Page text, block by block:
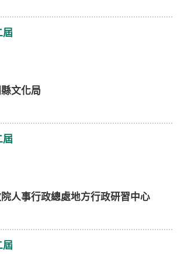
屆
文化局
屆
人事行政總處地方行政研習中心
屆